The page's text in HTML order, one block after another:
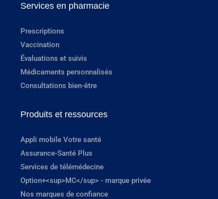
Services en pharmacie
Prescriptions
Vaccination
Évaluations et suivis
Médicaments personnalisés
Consultations bien-être
Produits et ressources
Appli mobile Votre santé
Assurance-Santé Plus
Services de télémédecine
Option+<sup>MC</sup> - marque privée
Nos marques de confiance